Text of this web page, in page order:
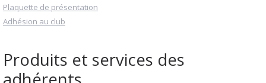
Plaquette de présentation
Adhésion au club
Produits et services des